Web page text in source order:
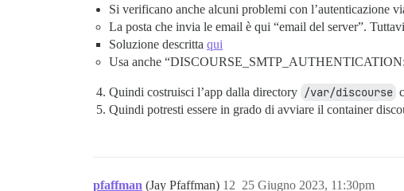
Si verificano anche alcuni problemi con l’autenticazione
La posta che invia le email è qui “email del server”.
Soluzione descritta qui
Usa anche “DISCOURSE_SMTP_AUTHENTICATION:
Quindi costruisci l’app dalla directory /var/discourse
Quindi potresti essere in grado di avviare il container
pfaffman (Jay Pfaffman) 25 Giugno 2023, 11:30pm
12